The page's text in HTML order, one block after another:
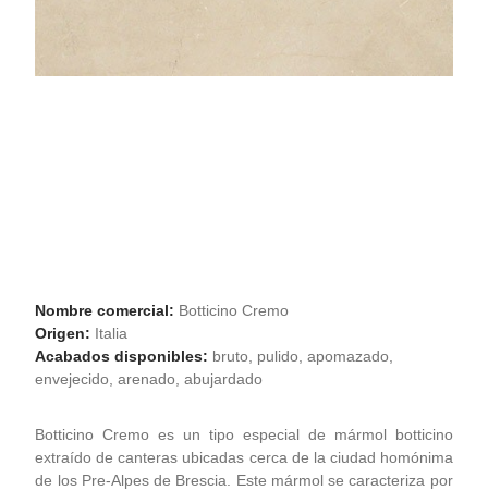
Nombre comercial: Botticino Cremo
Origen: Italia
Acabados disponibles: bruto, pulido, apomazado,
envejecido, arenado, abujardado
Botticino Cremo es un tipo especial de mármol botticino
extraído de canteras ubicadas cerca de la ciudad homónima
de los Pre-Alpes de Brescia. Este mármol se caracteriza por